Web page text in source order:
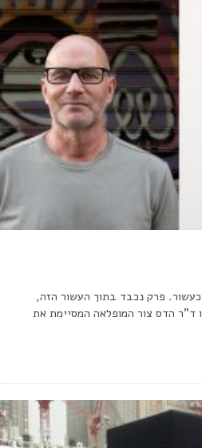
כעשור. פרק נכבד בתוך העשור הזה,
ד"ר הדס צור המופלאה המסיימת את